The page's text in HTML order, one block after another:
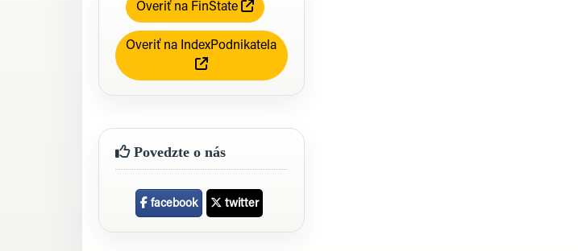
Overiť na FinState
Overiť na IndexPodnikatela
Povedzte o nás
facebook twitter